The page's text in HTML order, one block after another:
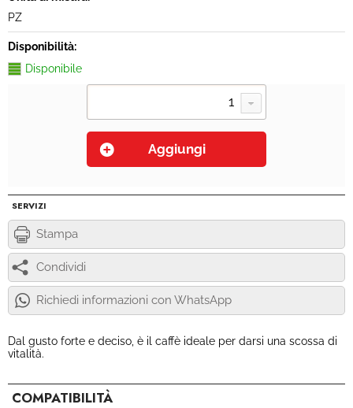
PZ
Disponibilità:
Disponibile
SERVIZI
Stampa
Condividi
Richiedi informazioni con WhatsApp
Dal gusto forte e deciso, è il caffè ideale per darsi una scossa di
vitalità.
COMPATIBILITÀ